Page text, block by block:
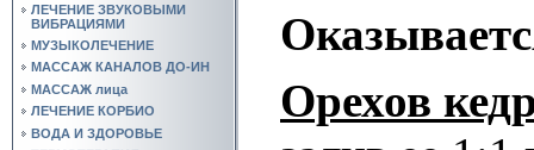
ЛЕЧЕНИЕ ЗВУКОВЫМИ
ВИБРАЦИЯМИ
МУЗЫКОЛЕЧЕНИЕ
МАССАЖ КАНАЛОВ ДО-ИН
МАССАЖ лица
ЛЕЧЕНИЕ КОРБИО
ВОДА И ЗДОРОВЬЕ
Орехов